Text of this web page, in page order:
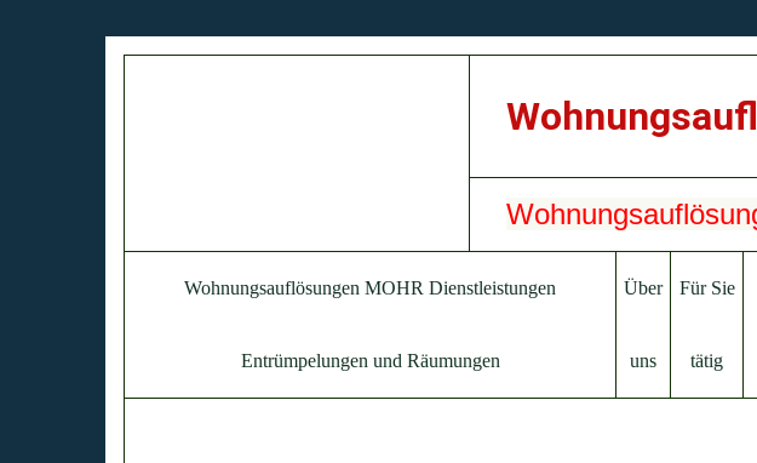
Wohnungsauflösungen MOHR Dienstleistungen
Entrümpelungen und Räumungen
Über
uns
Für Sie
tätig